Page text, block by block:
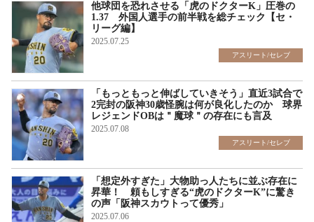
他球団を恐れさせる「虎のドクターK」圧巻の
1.37 外国人選手の前半戦を総チェック【セ・
リーグ編】
2025.07.25
アスリート/セレブ
「もっともっと伸ばしていきそう」直近3試合で
2完封の阪神30歳怪腕は何が良化したのか 球界
レジェンドOBは＂魔球＂の存在にも言及
2025.07.08
アスリート/セレブ
「想定外すぎた」大物助っ人たちに並ぶ存在に
昇華！ 頼もしすぎる“虎のドクターK”に驚き
の声「阪神スカウトって優秀」
2025.07.06